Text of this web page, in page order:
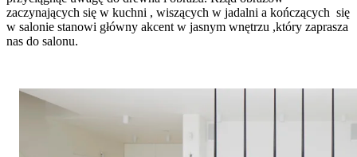
zaczynających się w kuchni , wiszących w jadalni a kończących się
w salonie stanowi główny akcent w jasnym wnętrzu ,który zaprasza
nas do salonu.